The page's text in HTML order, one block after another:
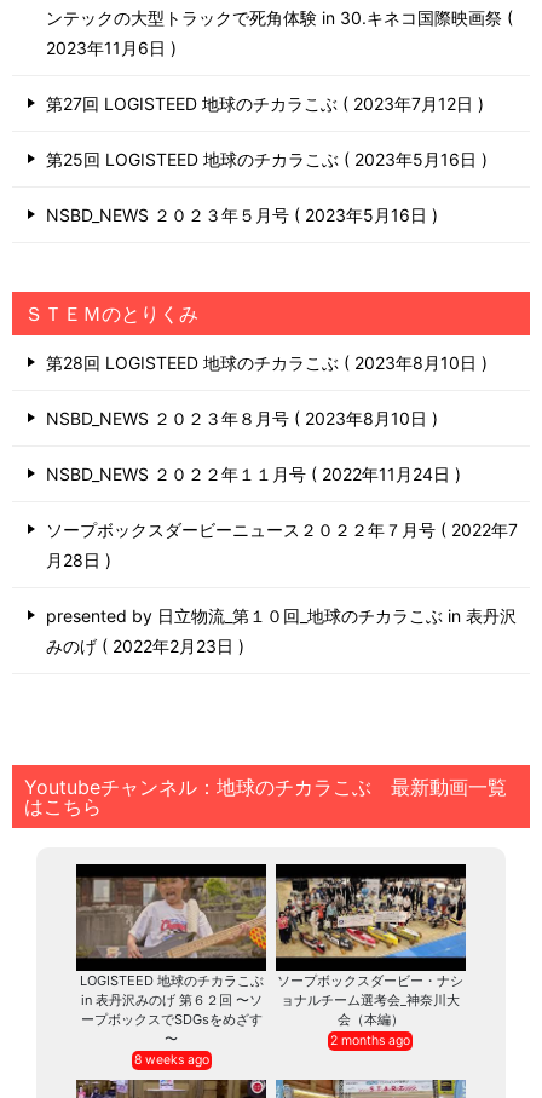
ンテックの大型トラックで死角体験 in 30.キネコ国際映画祭
2023年11月6日
第27回 LOGISTEED 地球のチカラこぶ 2023年7月12日
第25回 LOGISTEED 地球のチカラこぶ 2023年5月16日
NSBD_NEWS ２０２３年５月号 2023年5月16日
ＳＴＥＭのとりくみ
第28回 LOGISTEED 地球のチカラこぶ 2023年8月10日
NSBD_NEWS ２０２３年８月号 2023年8月10日
NSBD_NEWS ２０２２年１１月号 2022年11月24日
ソープボックスダービーニュース２０２２年７月号
2022年7
月28日
presented by 日立物流_第１０回_地球のチカラこぶ in 表丹沢
みのげ
2022年2月23日
Youtubeチャンネル：地球のチカラこぶ 最新動画一覧
はこちら
LOGISTEED 地球のチカラこぶ
in 表丹沢みのげ 第６２回 〜ソ
ープボックスでSDGsをめざす
〜
8 weeks ago
ソープボックスダービー・ナシ
ョナルチーム選考会_神奈川大
会（本編）
2 months ago